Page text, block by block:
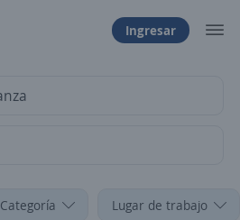
Ingresar
Categoría Lugar de trabajo